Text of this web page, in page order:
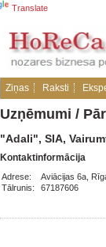
Translate
Ziņas Raksti
Uzņēmumi /
"Adali", SIA,
Kontaktinformācija
Adrese:
Aviācijas 6a,
Tālrunis:
67187606